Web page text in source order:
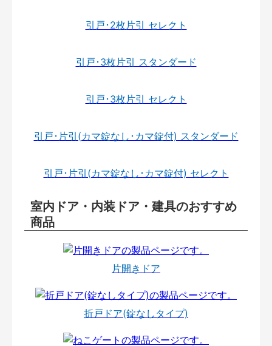
引戸･2枚片引 セレクト
引戸･3枚片引 スタンダード
引戸･3枚片引 セレクト
引戸･片引(カマ錠なし･カマ錠付) スタンダード
引戸･片引(カマ錠なし･カマ錠付) セレクト
室内ドア・内装ドア・建具のおすすめ
商品
片開きドア
折戸ドア(錠なしタイプ)